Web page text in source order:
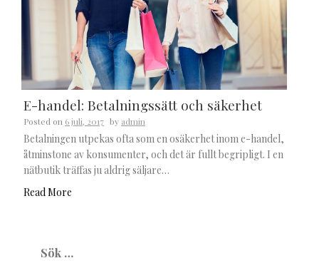
E-handel: Betalningssätt och säkerhet
Posted on 6 juli, 2017 by admin
Betalningen utpekas ofta som en osäkerhet inom e-handel,
åtminstone av konsumenter, och det är fullt begripligt. I en
nätbutik träffas ju aldrig säljare…
Read More
efter: